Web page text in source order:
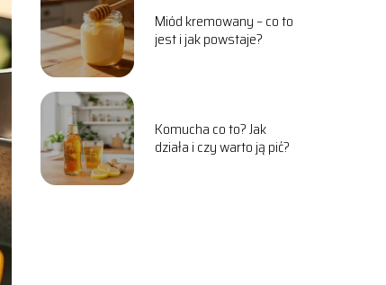
Miód kremowany – co to
jest i jak powstaje?
Komucha co to? Jak
działa i czy warto ją pić?